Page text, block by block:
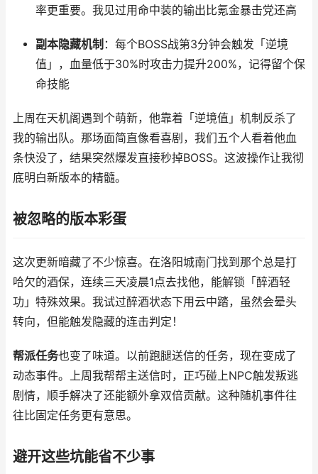
率更重要。我见过用命中装的输出比氪金暴击党还高
副本隐藏机制 ：每个BOSS战第3分钟会触发「逆境
值」，血量低于30%时攻击力提升200%，记得留个保
命技能
上周在天机阁遇到个萌新，他靠着「逆境值」机制反杀了
我的输出队。那场面简直像看喜剧，我们五个人看着他血
条快没了，结果突然爆发直接秒掉BOSS。这波操作让我彻
底明白新版本的精髓。
被忽略的版本彩蛋
这次更新暗藏了不少惊喜。在洛阳城南门找到那个总是打
哈欠的酒保，连续三天凌晨1点去找他，能解锁「醉酒轻
功」特殊效果。我试过醉酒状态下用云中踏，虽然会晕头
转向，但能触发隐藏的连击判定！
帮派任务也变了味道。以前跑腿送信的任务，现在变成了
动态事件。上周我帮帮主送信时，正巧碰上NPC触发叛逃
剧情，顺手解决了还能额外拿双倍贡献。这种随机事件往
往比固定任务更有意思。
避开这些坑能省不少事